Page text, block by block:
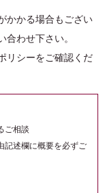
かかる場合もござい
合わせ下さい。
リシーをご確認くだ
ご相談
記述欄に概要を必ずご